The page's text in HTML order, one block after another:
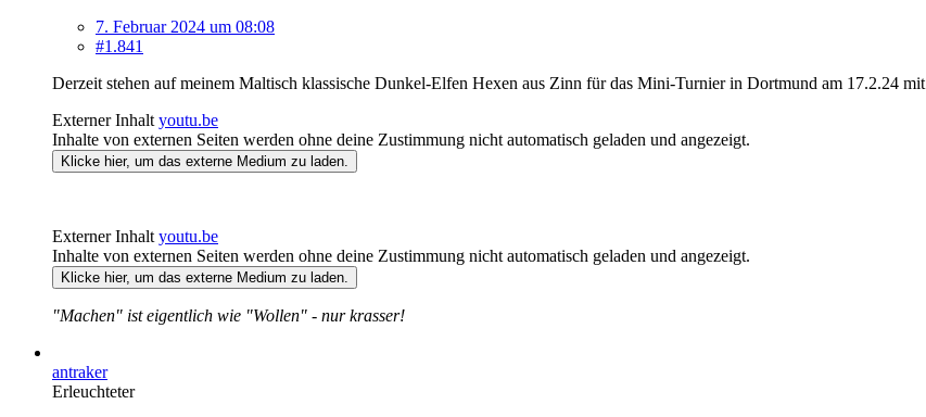
7. Februar 2024 um 08:08
#1.841
Derzeit stehen auf meinem Maltisch klassische Dunkel-Elfen Hexen aus Zinn für das Mini-Turnier in Dortmund am 17.2.24 mit
Externer Inhalt youtu.be
Inhalte von externen Seiten werden ohne deine Zustimmung nicht automatisch geladen und angezeigt.
Klicke hier, um das externe Medium zu laden.
Externer Inhalt youtu.be
Inhalte von externen Seiten werden ohne deine Zustimmung nicht automatisch geladen und angezeigt.
Klicke hier, um das externe Medium zu laden.
"Machen" ist eigentlich wie "Wollen" - nur krasser!
antraker
Erleuchteter